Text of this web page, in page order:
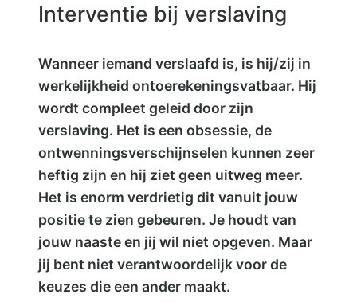
Interventie bij verslaving
Wanneer iemand verslaafd is, is hij/zij in
werkelijkheid ontoerekeningsvatbaar. Hij
wordt compleet geleid door zijn
verslaving. Het is een obsessie, de
ontwenningsverschijnselen kunnen zeer
heftig zijn en hij ziet geen uitweg meer.
Het is enorm verdrietig dit vanuit jouw
positie te zien gebeuren. Je houdt van
jouw naaste en jij wil niet opgeven. Maar
jij bent niet verantwoordelijk voor de
keuzes die een ander maakt.